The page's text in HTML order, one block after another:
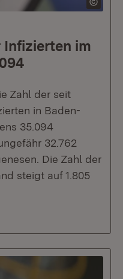
Infizierten im
Zahl der seit
in Baden-
35.094
32.762
Die Zahl der
steigt auf 1.805